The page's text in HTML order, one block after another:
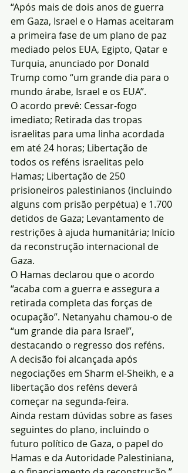
“Após mais de dois anos de guerra
em Gaza, Israel e o Hamas aceitaram
a primeira fase de um plano de paz
mediado pelos EUA, Egipto, Qatar e
Turquia, anunciado por Donald
Trump como “um grande dia para o
mundo árabe, Israel e os EUA”.
O acordo prevê: Cessar-fogo
imediato; Retirada das tropas
israelitas para uma linha acordada
em até 24 horas; Libertação de
todos os reféns israelitas pelo
Hamas; Libertação de 250
prisioneiros palestinianos (incluindo
alguns com prisão perpétua) e 1.700
detidos de Gaza; Levantamento de
restrições à ajuda humanitária; Início
da reconstrução internacional de
Gaza.
O Hamas declarou que o acordo
“acaba com a guerra e assegura a
retirada completa das forças de
ocupação”. Netanyahu chamou-o de
“um grande dia para Israel”,
destacando o regresso dos reféns.
A decisão foi alcançada após
negociações em Sharm el-Sheikh, e a
libertação dos reféns deverá
começar na segunda-feira.
Ainda restam dúvidas sobre as fases
seguintes do plano, incluindo o
futuro político de Gaza, o papel do
Hamas e da Autoridade Palestiniana,